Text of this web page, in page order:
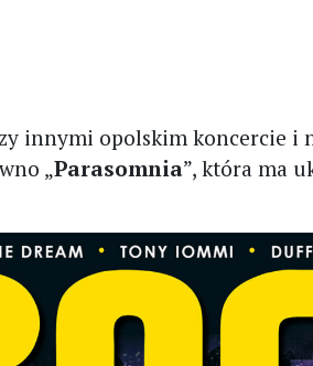
innymi opolskim koncercie i
„Parasomnia”, która ma